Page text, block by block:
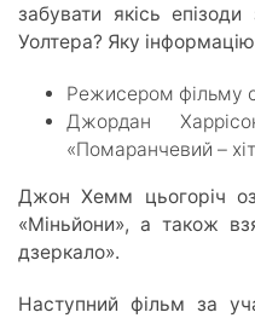
забувати якісь
Уолтера? Яку
Режисером фільму
Джордан
«Помаранчевий –
Джон Хемм цьогоріч
«Міньйони», а також
дзеркало».
Наступний фільм за